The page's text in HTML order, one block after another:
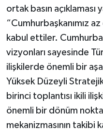
ortak basın açıklaması
“Cumhurbaşkanımız
kabul ettiler.
vizyonları sayesinde
ilişkilerde önemli bir
Yüksek Düzeyli
birinci toplantısı ikili
önemli bir dönüm
mekanizmasının takibi